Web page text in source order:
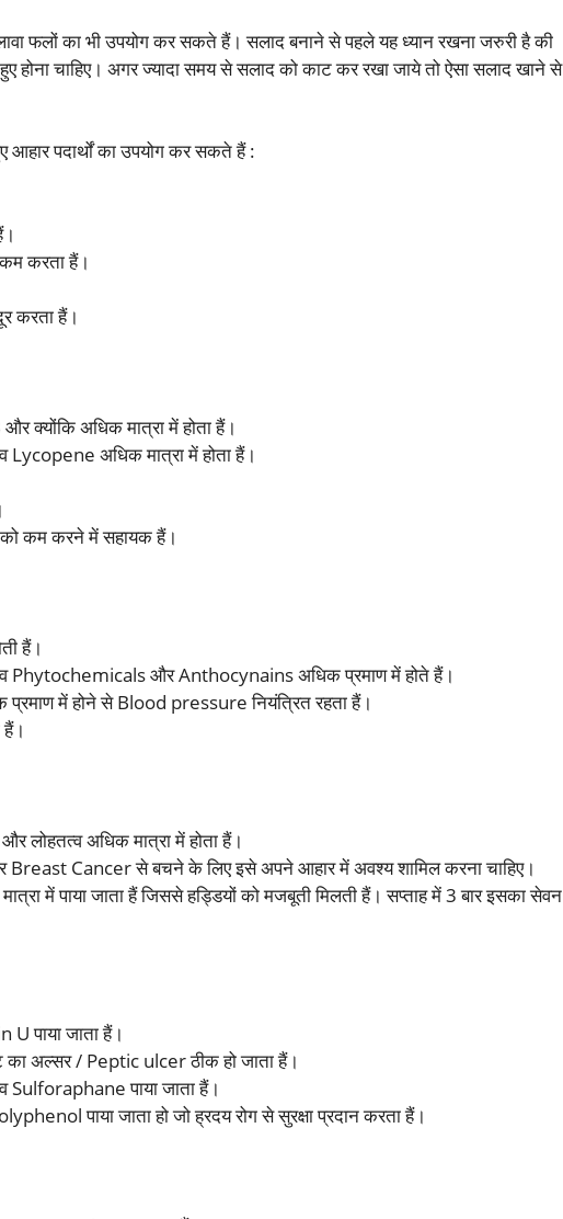
फलों का भी उपयोग कर सकते हैं। सलाद बनाने से पहले यह ध्यान रखना जरुरी है की
होना चाहिए। अगर ज्यादा समय से सलाद को काट कर रखा जाये तो ऐसा सलाद खाने से
आहार पदार्थों का उपयोग कर सकते हैं :
करता हैं।
करता हैं।
क्योंकि अधिक मात्रा में होता हैं।
Lycopene अधिक मात्रा में होता हैं।
कम करने में सहायक हैं।
हैं।
Phytochemicals और Anthocynains अधिक प्रमाण में होते हैं।
में होने से Blood pressure नियंत्रित रहता हैं।
हैं।
लोहतत्व अधिक मात्रा में होता हैं।
Cancer से बचने के लिए इसे अपने आहार में अवश्य शामिल करना चाहिए।
में पाया जाता हैं जिससे हड्डियों को मजबूती मिलती हैं। सप्ताह में 3 बार इसका सेवन
U पाया जाता हैं।
अल्सर / Peptic ulcer ठीक हो जाता हैं।
Sulforaphane पाया जाता हैं।
पाया जाता हो जो ह्रदय रोग से सुरक्षा प्रदान करता हैं।